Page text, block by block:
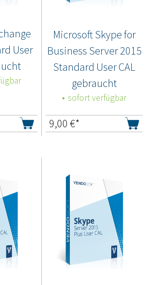
User
Microsoft Skype for
Business Server 2015
Standard User CAL
gebraucht
sofort verfügbar
9,00 €*